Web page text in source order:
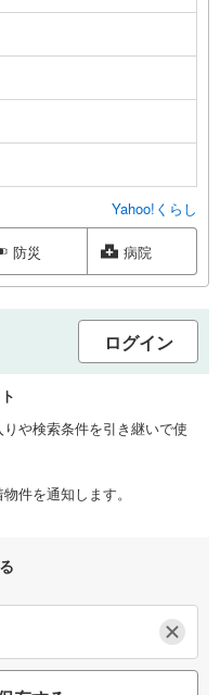
Yahoo!くらし
防災 病院
ログイン
や検索条件を引き継いで使
件を通知します。